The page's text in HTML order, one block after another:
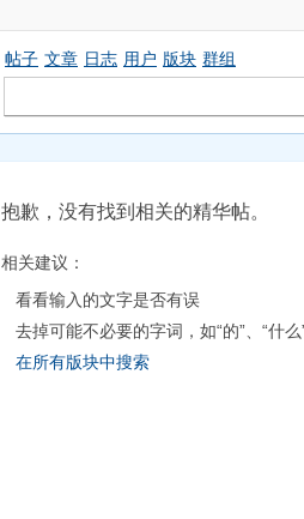
帖子 文章 日志 用户 版块 群组
抱歉，没有找到相关的精华帖。
相关建议：
看看输入的文字是否有误
去掉可能不必要的字词，如“的”、“什么
在所有版块中搜索